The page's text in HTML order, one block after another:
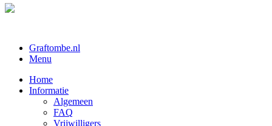
Graftombe.nl
Menu
Home
Informatie
Algemeen
FAQ
Vrijwilligers